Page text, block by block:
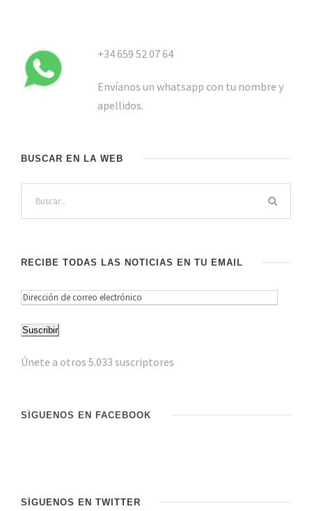
+34 659 52 07 64
Envíanos un whatsapp con tu nombre y
apellidos.
BUSCAR EN LA WEB
RECIBE TODAS LAS NOTICIAS EN TU EMAIL
D
r
c
i
c
Suscribir
Únete a otros 5.033 suscriptores
SÍGUENOS EN FACEBOOK
SÍGUENOS EN TWITTER